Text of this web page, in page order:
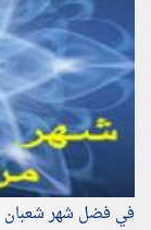
في فضل شهر شعبان